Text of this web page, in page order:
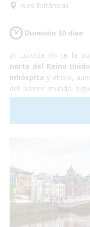
Islas Británicas
Duración 10 dias
¡A Escocia no te la
norte del Reino Unido
inhóspita y ahora,
del primer mundo
viaje nos
perderemos nada de
pienses más, te